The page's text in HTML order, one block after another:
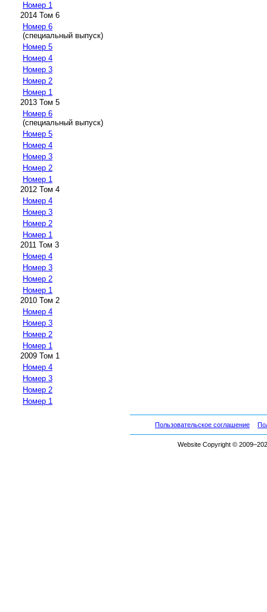
Номер 1
2014 Том 6
Номер 6
(специальный выпуск)
Номер 5
Номер 4
Номер 3
Номер 2
Номер 1
2013 Том 5
Номер 6
(специальный выпуск)
Номер 5
Номер 4
Номер 3
Номер 2
Номер 1
2012 Том 4
Номер 4
Номер 3
Номер 2
Номер 1
2011 Том 3
Номер 4
Номер 3
Номер 2
Номер 1
2010 Том 2
Номер 4
Номер 3
Номер 2
Номер 1
2009 Том 1
Номер 4
Номер 3
Номер 2
Номер 1
Пользовательское соглашение
Website Copyright ©